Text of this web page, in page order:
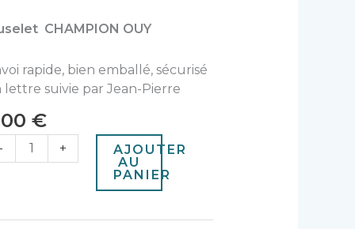
CHAMPION OUY
rapide, bien emballé, sécurisé
lettre suivie par Jean-Pierre
€
- +
AJOUTER
AU
PANIER